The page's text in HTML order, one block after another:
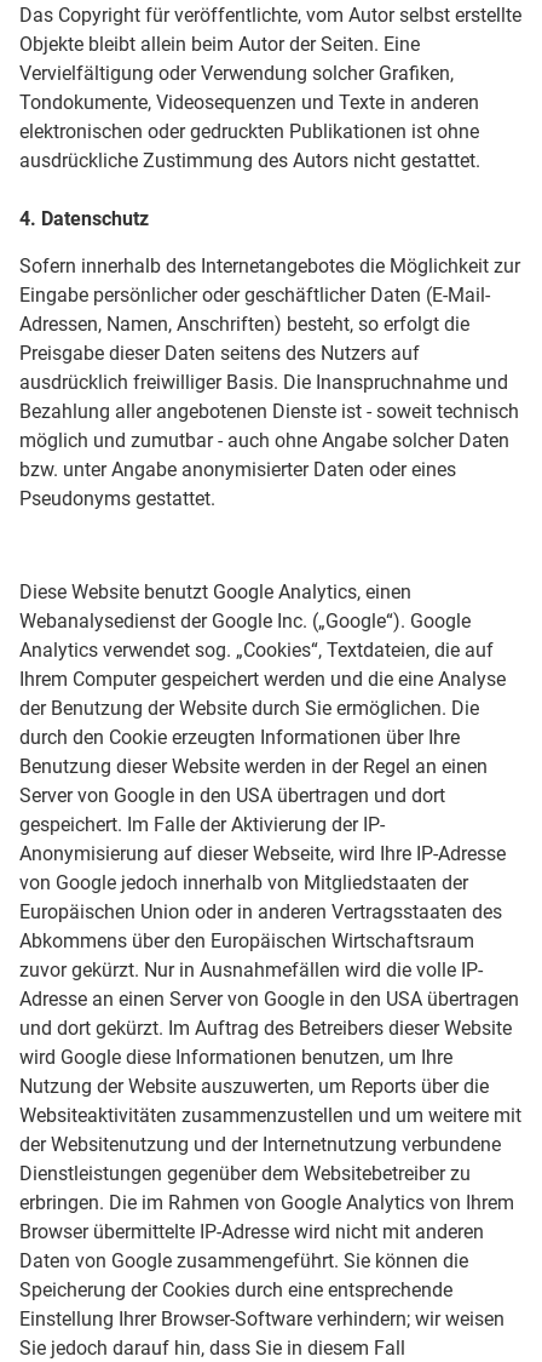
Das Copyright für veröffentlichte, vom Autor selbst erstellte
Objekte bleibt allein beim Autor der Seiten. Eine
Vervielfältigung oder Verwendung solcher Grafiken,
Tondokumente, Videosequenzen und Texte in anderen
elektronischen oder gedruckten Publikationen ist ohne
ausdrückliche Zustimmung des Autors nicht gestattet.
4. Datenschutz
Sofern innerhalb des Internetangebotes die Möglichkeit zur
Eingabe persönlicher oder geschäftlicher Daten (E-Mail-
Adressen, Namen, Anschriften) besteht, so erfolgt die
Preisgabe dieser Daten seitens des Nutzers auf
ausdrücklich freiwilliger Basis. Die Inanspruchnahme und
Bezahlung aller angebotenen Dienste ist - soweit technisch
möglich und zumutbar - auch ohne Angabe solcher Daten
bzw. unter Angabe anonymisierter Daten oder eines
Pseudonyms gestattet.
Diese Website benutzt Google Analytics, einen
Webanalysedienst der Google Inc. („Google“). Google
Analytics verwendet sog. „Cookies“, Textdateien, die auf
Ihrem Computer gespeichert werden und die eine Analyse
der Benutzung der Website durch Sie ermöglichen. Die
durch den Cookie erzeugten Informationen über Ihre
Benutzung dieser Website werden in der Regel an einen
Server von Google in den USA übertragen und dort
gespeichert. Im Falle der Aktivierung der IP-
Anonymisierung auf dieser Webseite, wird Ihre IP-Adresse
von Google jedoch innerhalb von Mitgliedstaaten der
Europäischen Union oder in anderen Vertragsstaaten des
Abkommens über den Europäischen Wirtschaftsraum
zuvor gekürzt. Nur in Ausnahmefällen wird die volle IP-
Adresse an einen Server von Google in den USA übertragen
und dort gekürzt. Im Auftrag des Betreibers dieser Website
wird Google diese Informationen benutzen, um Ihre
Nutzung der Website auszuwerten, um Reports über die
Websiteaktivitäten zusammenzustellen und um weitere mit
der Websitenutzung und der Internetnutzung verbundene
Dienstleistungen gegenüber dem Websitebetreiber zu
erbringen. Die im Rahmen von Google Analytics von Ihrem
Browser übermittelte IP-Adresse wird nicht mit anderen
Daten von Google zusammengeführt. Sie können die
Speicherung der Cookies durch eine entsprechende
Einstellung Ihrer Browser-Software verhindern; wir weisen
Sie jedoch darauf hin, dass Sie in diesem Fall